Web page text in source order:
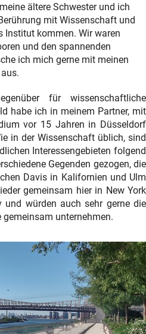
ältere Schwester und ich
mit Wissenschaft und
kommen. Wir waren
und den spannenden
ich mich gerne mit meinen
für wissenschaftliche
habe ich in meinem Partner, mit
vor 15 Jahren in Düsseldorf
in der Wissenschaft üblich, sind
Interessengebieten folgend
Gegenden gezogen, die
Davis in Kalifornien und Ulm
gemeinsam hier in New York
und würden auch sehr gerne die
unternehmen.